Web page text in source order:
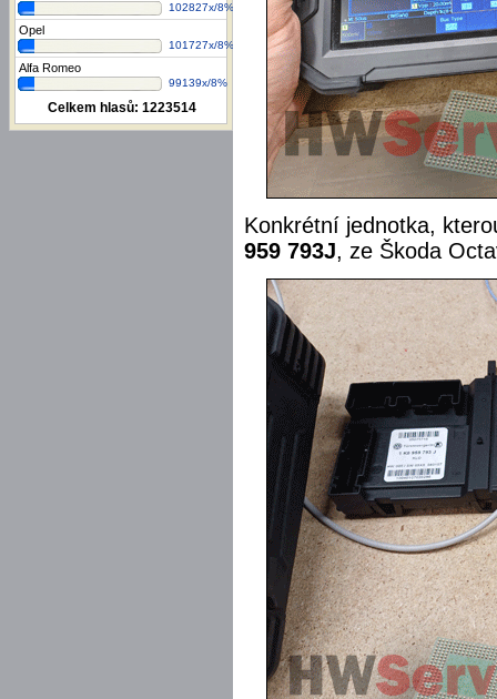
102827x/8%
Opel
101727x/8%
Alfa Romeo
99139x/8%
Celkem hlasů: 1223514
Konkrétní jednotka,
959 793J, ze Škoda